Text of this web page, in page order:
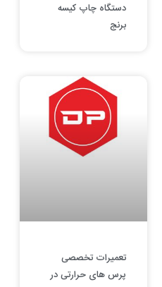
دستگاه چاپ کیسه
برنج
تعمیرات تخصصی
پرس های حرارتی در